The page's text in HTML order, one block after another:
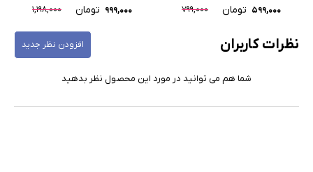
۵۹۹,۰۰۰ تومان ۷۹۹,۰۰۰
۹۹۹,۰۰۰ تومان ۱,۱۹۸,۰۰۰
نظرات کاربران افزودن نظر جدید
شما هم می توانید در مورد این محصول نظر بدهید